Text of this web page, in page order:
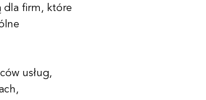
dla firm, które
usług,